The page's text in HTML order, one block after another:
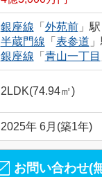
銀座線 「 外苑前」
半蔵門線 「 表参道
銀座線 「 青山一丁目
2LDK(74.94㎡)
2025年 6月(築1年)
お問い合わせ(